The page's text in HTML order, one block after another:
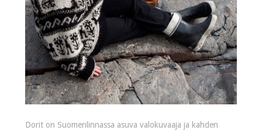
Dorit on Suomenlinnassa asuva valokuvaaja ja kahden